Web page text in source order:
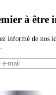
à être
informé de nos